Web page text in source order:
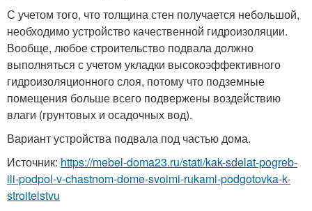
С учетом того, что толщина стен получается небольшой,
необходимо устройство качественной гидроизоляции.
Вообще, любое строительство подвала должно
выполняться с учетом укладки высокоэффективного
гидроизоляционного слоя, потому что подземные
помещения больше всего подвержены воздействию
влаги (грунтовых и осадочных вод).
Вариант устройства подвала под частью дома.
Источник: https://mebel-doma23.ru/stati/kak-sdelat-pogreb-
ili-podpol-v-chastnom-dome-svoimi-rukami-podgotovka-k-
stroitelstvu